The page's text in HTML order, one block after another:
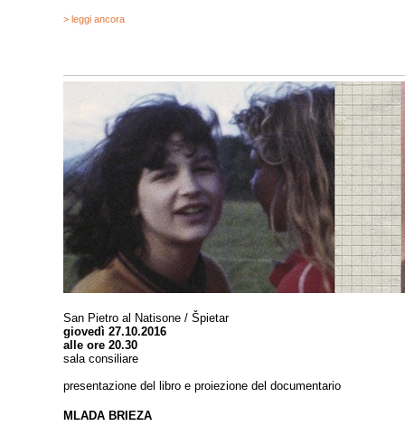
> leggi ancora
San Pietro al Natisone / Špietar
giovedì 27.10.2016
alle ore 20.30
sala consiliare
presentazione del libro e proiezione del documentario
MLADA BRIEZA